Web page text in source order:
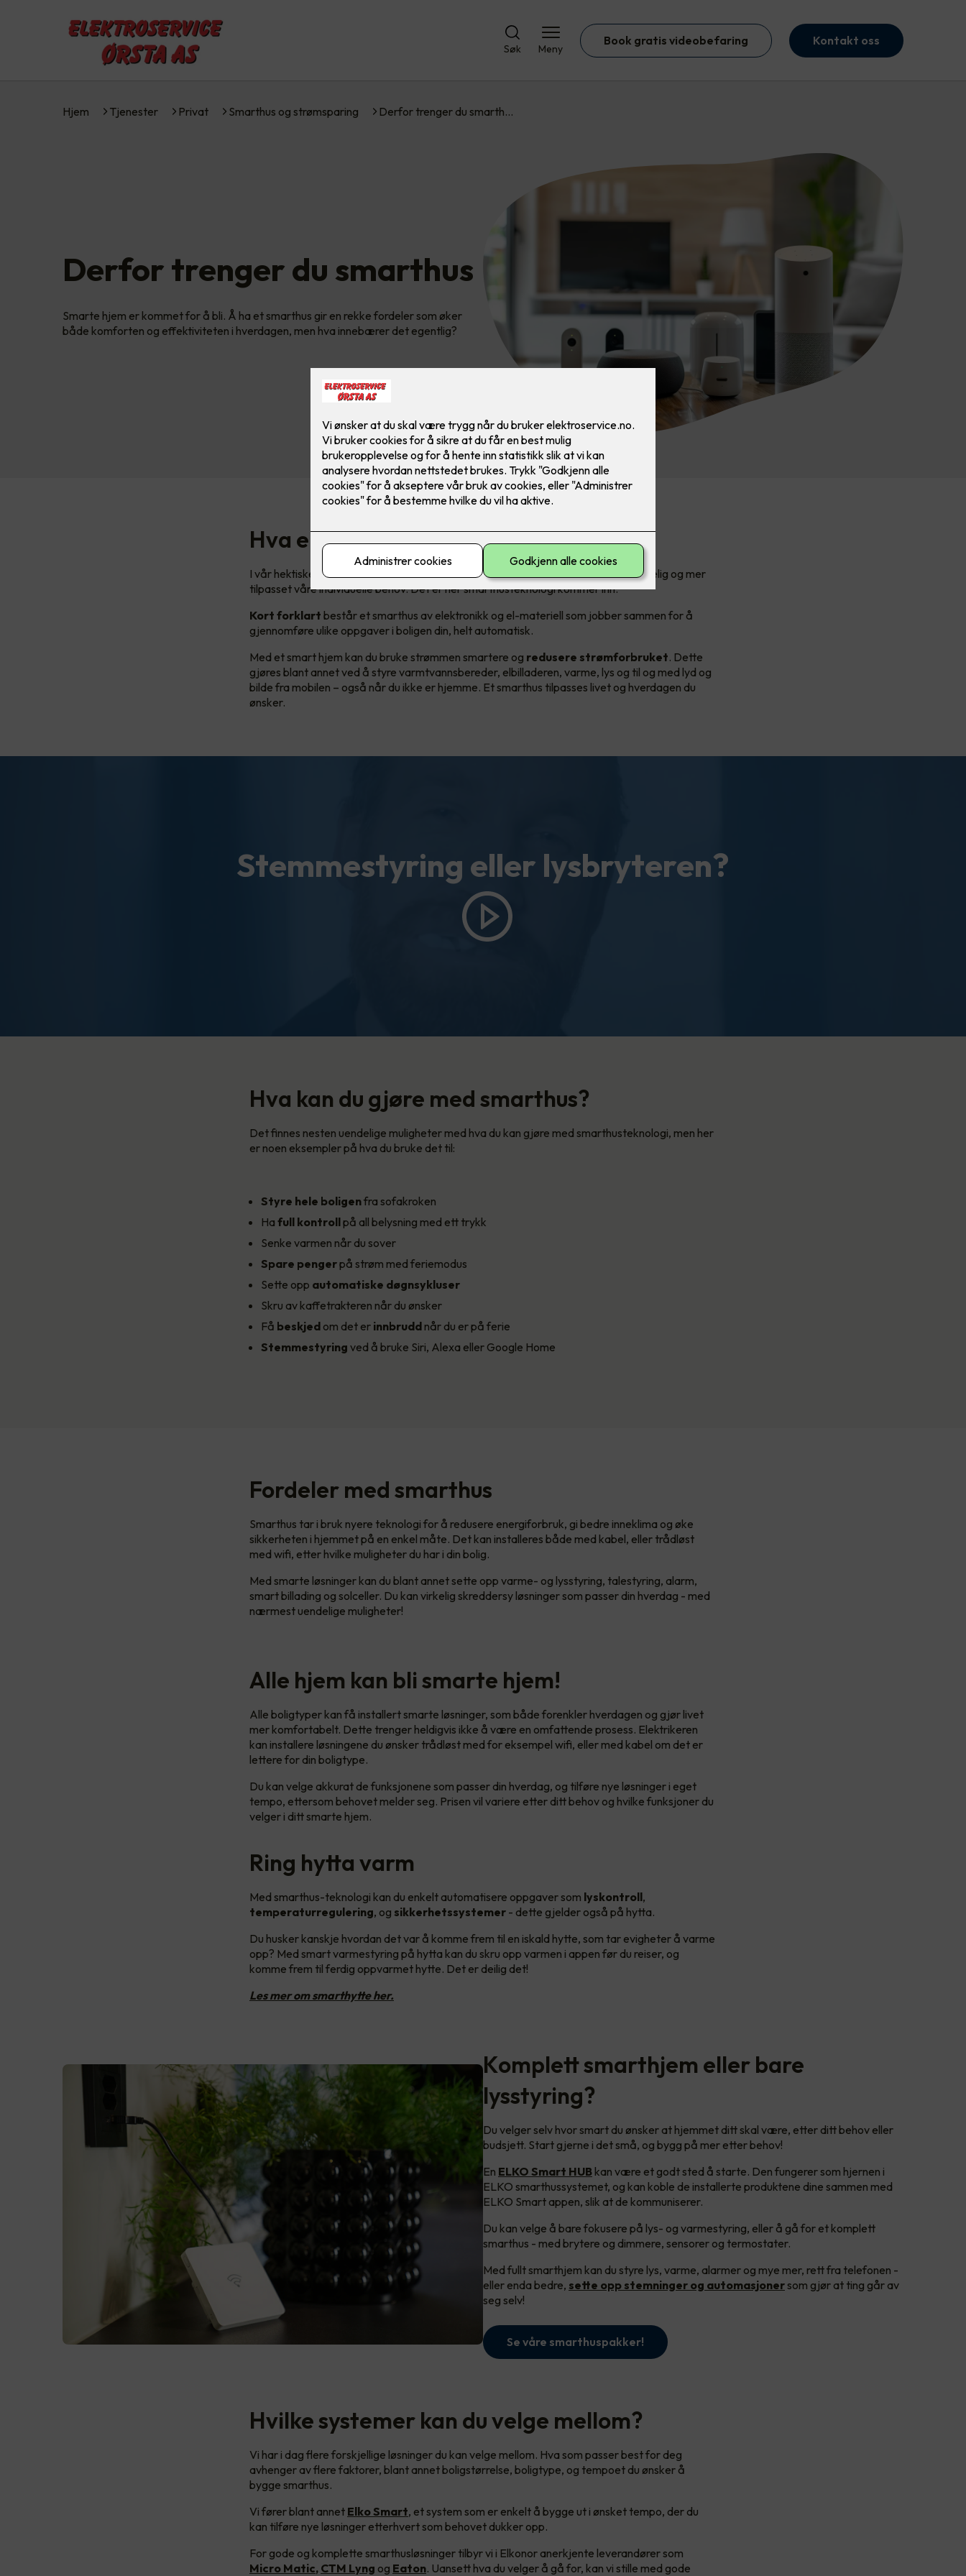
Søk Meny
Book gratis videobefaring Kontakt oss
Hjem Tjenester Privat Smarthus og strømsparing Derfor trenger du smarth…
Derfor trenger du smarthus
Smarte hjem er kommet for å bli. Å ha et smarthus gir en rekke fordeler som øker
både komforten og effektiviteten i hverdagen, men hva innebærer det egentlig?
Hva er egentlig et smarthus?
I vår hektiske hverdag søker vi stadig etter måter å gjøre livet enklere, mer behagelig og mer
tilpasset våre individuelle behov. Det er her smarthusteknologi kommer inn.
Kort forklart består et smarthus av elektronikk og el-materiell som jobber sammen for å
gjennomføre ulike oppgaver i boligen din, helt automatisk.
Med et smart hjem kan du bruke strømmen smartere og redusere strømforbruket. Dette
gjøres blant annet ved å styre varmtvannsbereder, elbilladeren, varme, lys og til og med lyd og
bilde fra mobilen – også når du ikke er hjemme. Et smarthus tilpasses livet og hverdagen du
ønsker.
Stemmestyring eller lysbryteren?
Hva kan du gjøre med smarthus?
Det finnes nesten uendelige muligheter med hva du kan gjøre med smarthusteknologi, men her
er noen eksempler på hva du bruke det til:
Styre hele boligenfra sofakroken
Ha full kontrollpå all belysning med ett trykk
Senke varmen når du sover
Spare pengerpå strøm med feriemodus
Sette opp automatiske døgnsykluser
Skru av kaffetrakteren når du ønsker
Få beskjed om det er innbrudd når du er på ferie
Stemmestyring ved å bruke Siri, Alexa eller Google Home
Fordeler med smarthus
Smarthus tar i bruk nyere teknologi for å redusere energiforbruk, gi bedre inneklima og øke
sikkerheten i hjemmet på en enkel måte. Det kan installeres både med kabel, eller trådløst
med wifi, etter hvilke muligheter du har i din bolig.
Med smarte løsninger kan du blant annet sette opp varme- og lysstyring, talestyring, alarm,
smart billading og solceller. Du kan virkelig skreddersy løsninger som passer din hverdag - med
nærmest uendelige muligheter!
Alle hjem kan bli smarte hjem!
Alle boligtyper kan få installert smarte løsninger, som både forenkler hverdagen og gjør livet
mer komfortabelt. Dette trenger heldigvis ikke å være en omfattende prosess. Elektrikeren
kan installere løsningene du ønsker trådløst med for eksempel wifi, eller med kabel om det er
lettere for din boligtype.
Du kan velge akkurat de funksjonene som passer din hverdag, og tilføre nye løsninger i eget
tempo, ettersom behovet melder seg. Prisen vil variere etter ditt behov og hvilke funksjoner du
velger i ditt smarte hjem.
Ring hytta varm
Med smarthus-teknologi kan du enkelt automatisere oppgaver som lyskontroll,
temperaturregulering, og sikkerhetssystemer - dette gjelder også på hytta.
Du husker kanskje hvordan det var å komme frem til en iskald hytte, som tar evigheter å varme
opp? Med smart varmestyring på hytta kan du skru opp varmen i appen før du reiser, og
komme frem til ferdig oppvarmet hytte. Det er deilig det!
Les mer om smarthytte her.
Komplett smarthjem eller bare
lysstyring?
Du velger selv hvor smart du ønsker at hjemmet ditt skal være, etter ditt behov eller
budsjett. Start gjerne i det små, og bygg på mer etter behov!
En ELKO Smart HUB kan være et godt sted å starte. Den fungerer som hjernen i
ELKO smarthussystemet, og kan koble de installerte produktene dine sammen med
ELKO Smart appen, slik at de kommuniserer.
Du kan velge å bare fokusere på lys- og varmestyring, eller å gå for et komplett
smarthus - med brytere og dimmere, sensorer og termostater.
Med fullt smarthjem kan du styre lys, varme, alarmer og mye mer, rett fra telefonen -
eller enda bedre, sette opp stemninger og automasjonersom gjør at ting går av
seg selv!
Se våre smarthuspakker!
Hvilke systemer kan du velge mellom?
Vi har i dag flere forskjellige løsninger du kan velge mellom. Hva som passer best for deg
avhenger av flere faktorer, blant annet boligstørrelse, boligtype, og tempoet du ønsker å
bygge smarthus.
Vi fører blant annet Elko Smart, et system som er enkelt å bygge ut i ønsket tempo, der du
kan tilføre nye løsninger etterhvert som behovet dukker opp.
For gode og komplette smarthusløsninger tilbyr vi i Elkonor anerkjente leverandører som
Micro Matic, CTM Lyng og Eaton. Uansett hva du velger å gå for, kan vi stille med gode